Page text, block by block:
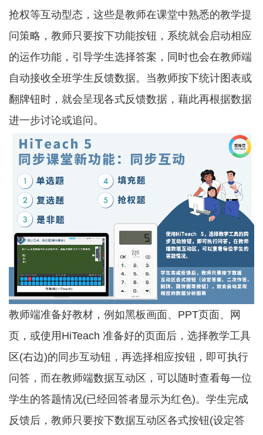
抢权等互动型态，这些是教师在课堂中熟悉的教学提
问策略，教师只要按下功能按钮，系统就会启动相应
的运作功能，引导学生选择答案，同时也会在教师端
自动接收全班学生反馈数据。当教师按下统计图表或
翻牌钮时，就会呈现各式反馈数据，藉此再根据数据
进一步讨论或追问。
教师端准备好教材，例如黑板画面、PPT页面、网
页，或使用HiTeach 准备好的页面后，选择教学工具
区(右边)的同步互动钮，再选择相应按钮，即可执行
问答，而在教师端数据互动区，可以随时查看每一位
学生的答题情况(已经回答者显示为红色)。学生完成
反馈后，教师只要按下数据互动区各式按钮(设定答